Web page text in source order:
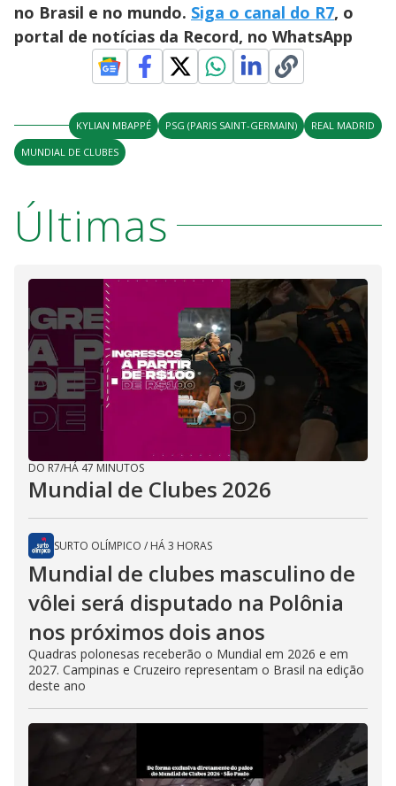
no Brasil e no mundo. Siga o canal do R7, o
portal de notícias da Record, no WhatsApp
KYLIAN MBAPPÉ PSG (PARIS SAINT-GERMAIN)
REAL MADRID
MUNDIAL DE CLUBES
Últimas
DO R7/HÁ 47 MINUTOS
Mundial de Clubes 2026
SURTO OLÍMPICO / HÁ 3 HORAS
Mundial de clubes masculino de
vôlei será disputado na Polônia
nos próximos dois anos
Quadras polonesas receberão o Mundial em 2026 e em
2027. Campinas e Cruzeiro representam o Brasil na edição
deste ano